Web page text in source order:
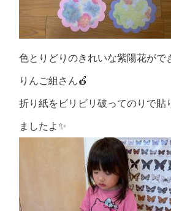
色とりどりのきれいな紫陽花がで
りんご組さん🍎
折り紙をビリビリ破ってのりで貼
ましたよ✨